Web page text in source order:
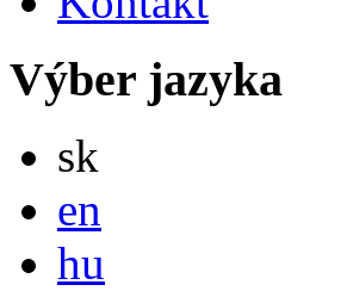
Výber jazyka
sk
en
hu